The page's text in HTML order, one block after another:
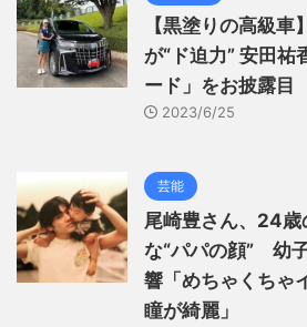
【黒塗りの高級
が“ド迫力” 安田祐
ード」をお披露目
2023/6/25
芸能
尾崎豊さん、24歳
な“パパの顔” 幼
響「めちゃくちゃ
瞳が綺麗」